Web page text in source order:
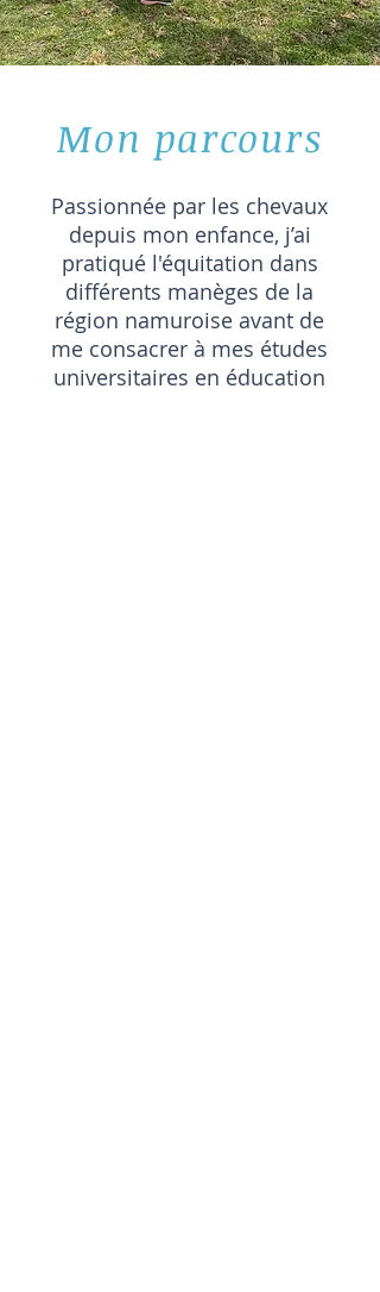
Mon parcours
Passionnée par les chevaux
depuis mon enfance, j’ai
pratiqué l'équitation dans
différents manèges de la
région namuroise avant de
me consacrer à mes études
universitaires en éducation